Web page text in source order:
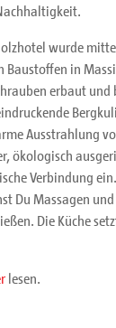
wurde
Baustoffen in
erbaut und
Ausstrahlung
ökologisch
Verbindung
Du Massagen
Die Küche
lesen.